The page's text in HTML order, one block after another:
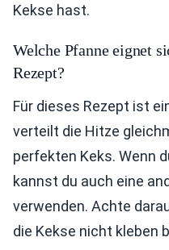
Kekse hast.
Welche Pfanne eignet
Rezept?
Für dieses Rezept ist
verteilt die Hitze
perfekten Keks. Wenn
kannst du auch eine
verwenden. Achte
die Kekse nicht kleben